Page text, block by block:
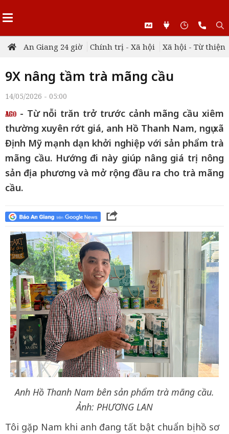
An Giang 24 giờ Chính trị - Xã hội Xã hội - Từ thiện
9X nâng tầm trà mãng cầu
14/05/2026 - 05:00
- Từ nỗi trăn trở trước cảnh mãng cầu xiêm
thường xuyên rớt giá, anh Hồ Thanh Nam, ngụ xã
Định Mỹ mạnh dạn khởi nghiệp với sản phẩm trà
mãng cầu. Hướng đi này giúp nâng giá trị nông
sản địa phương và mở rộng đầu ra cho trà mãng
cầu.
Anh Hồ Thanh Nam bên sản phẩm trà mãng cầu.
Ảnh: PHƯƠNG LAN
Tôi gặp Nam khi anh đang tất bật chuẩn bị hồ sơ